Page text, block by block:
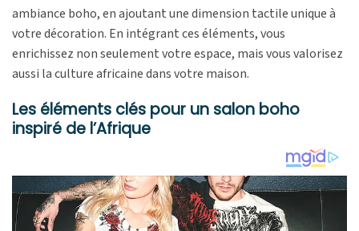
ambiance boho, en ajoutant une dimension tactile unique à
votre décoration. En intégrant ces éléments, vous
enrichissez non seulement votre espace, mais vous valorisez
aussi la culture africaine dans votre maison.
Les éléments clés pour un salon boho
inspiré de l’Afrique